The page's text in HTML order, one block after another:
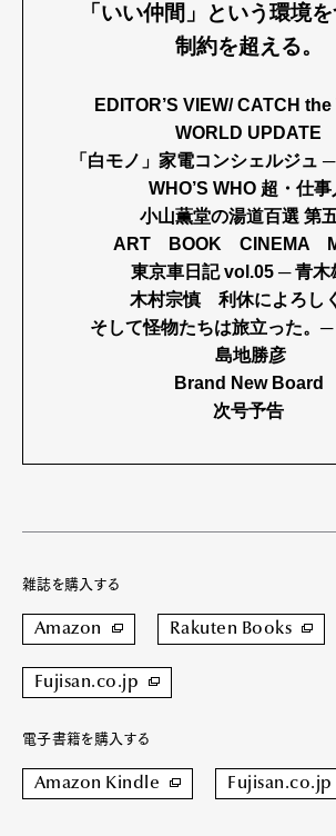
「いい仲間」という環境を
制約を超える。
EDITOR’S VIEW/ CATCH
WORLD UPDATE
「白モノ」家電コンシェルジュ
WHO’S WHO 超・仕事
小山薫堂の湯道百選 第
ART BOOK CINEMA
東京車日記 vol.05 ─ 青木
木村宗慎 利休によろし
そして怪物たちは旅立った。 ─
島地勝彦
Brand New Board
次号予告
雑誌を購入する
Amazon Rakuten Books
Fujisan.co.jp
電子書籍を購入する
Amazon Kindle Fujisan.co.jp